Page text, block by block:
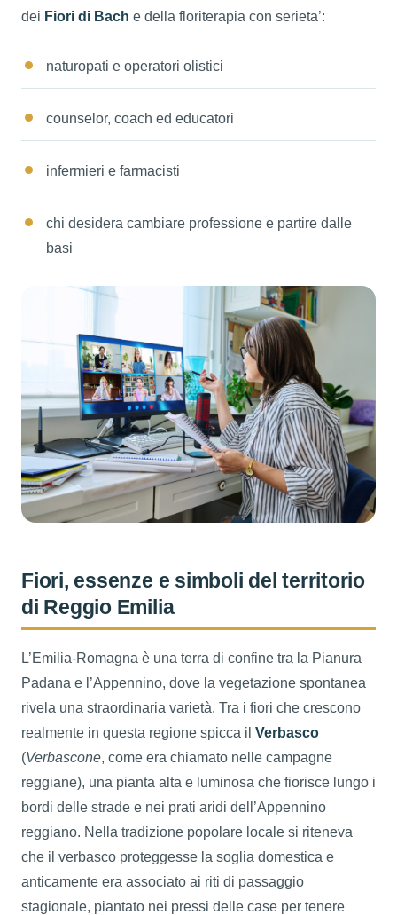
dei Fiori di Bach e della floriterapia con serieta’:
naturopati e operatori olistici
counselor, coach ed educatori
infermieri e farmacisti
chi desidera cambiare professione e partire dalle
basi
Fiori, essenze e simboli del territorio
di Reggio Emilia
L’Emilia-Romagna è una terra di confine tra la Pianura
Padana e l’Appennino, dove la vegetazione spontanea
rivela una straordinaria varietà. Tra i fiori che crescono
realmente in questa regione spicca il Verbasco
(Verbascone, come era chiamato nelle campagne
reggiane), una pianta alta e luminosa che fiorisce lungo i
bordi delle strade e nei prati aridi dell’Appennino
reggiano. Nella tradizione popolare locale si riteneva
che il verbasco proteggesse la soglia domestica e
anticamente era associato ai riti di passaggio
stagionale, piantato nei pressi delle case per tenere